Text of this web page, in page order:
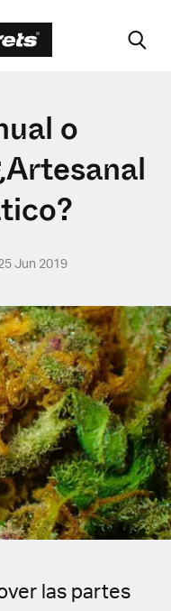
o
Jun 2019
las partes